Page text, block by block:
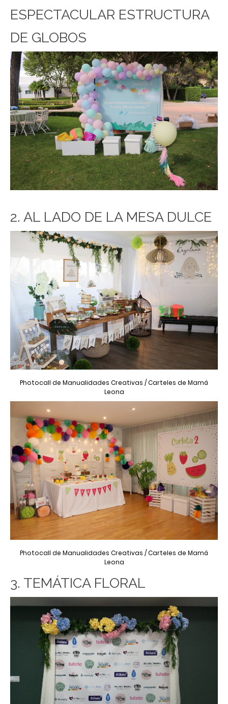
ESPECTACULAR ESTRUCTURA
DE GLOBOS
2. AL LADO DE LA MESA DULCE
Photocall de Manualidades Creativas / Carteles de Mamá
Leona
Photocall de Manualidades Creativas / Carteles de Mamá
Leona
3. TEMÁTICA FLORAL